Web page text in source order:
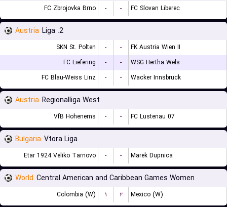
FC Zbrojovka Brno - - FC Slovan Liberec
Austria 2. Liga
SKN St. Polten - -
FK Austria Wien II
FC Liefering
- -
WSG Hertha Wels
FC Blau-Weiss Linz
- - Wacker Innsbruck
Austria Regionalliga West
VfB Hohenems - - FC Lustenau 07
Bulgaria Vtora Liga
Etar 1924 Veliko Tarnovo - - Marek Dupnica
World Central American and Caribbean Games Women
Colombia (W) ۱ ۲ Mexico (W)